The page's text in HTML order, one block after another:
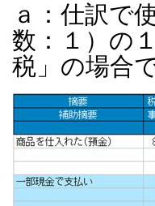
ａ：仕訳で
数：１）の
税」の場合